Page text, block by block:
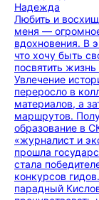
Надежда
Любить и
меня —
вдохновения. В
что хочу быть
посвятить
Увлечение
переросло в
материалов, а
маршрутов.
образование в
«журналист и
прошла
стала
конкурсов
парадный